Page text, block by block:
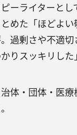
ーライターと
とめた「ほどよ
過剰さや不適
りスッキリした
治体・団体・医